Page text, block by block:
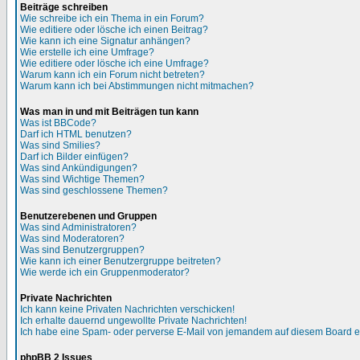
Beiträge schreiben
Wie schreibe ich ein Thema in ein Forum?
Wie editiere oder lösche ich einen Beitrag?
Wie kann ich eine Signatur anhängen?
Wie erstelle ich eine Umfrage?
Wie editiere oder lösche ich eine Umfrage?
Warum kann ich ein Forum nicht betreten?
Warum kann ich bei Abstimmungen nicht mitmachen?
Was man in und mit Beiträgen tun kann
Was ist BBCode?
Darf ich HTML benutzen?
Was sind Smilies?
Darf ich Bilder einfügen?
Was sind Ankündigungen?
Was sind Wichtige Themen?
Was sind geschlossene Themen?
Benutzerebenen und Gruppen
Was sind Administratoren?
Was sind Moderatoren?
Was sind Benutzergruppen?
Wie kann ich einer Benutzergruppe beitreten?
Wie werde ich ein Gruppenmoderator?
Private Nachrichten
Ich kann keine Privaten Nachrichten verschicken!
Ich erhalte dauernd ungewollte Private Nachrichten!
Ich habe eine Spam- oder perverse E-Mail von jemandem auf diesem Board
phpBB 2 Issues